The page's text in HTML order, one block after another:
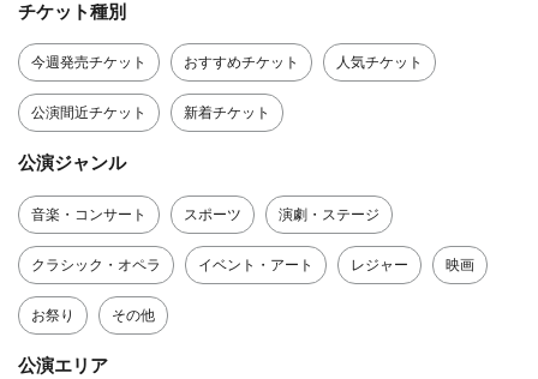
チケット種別
今週発売チケット おすすめチケット 人気チケット
公演間近チケット 新着チケット
公演ジャンル
音楽・コンサート スポーツ 演劇・ステージ
クラシック・オペラ イベント・アート レジャー 映画
お祭り その他
公演エリア